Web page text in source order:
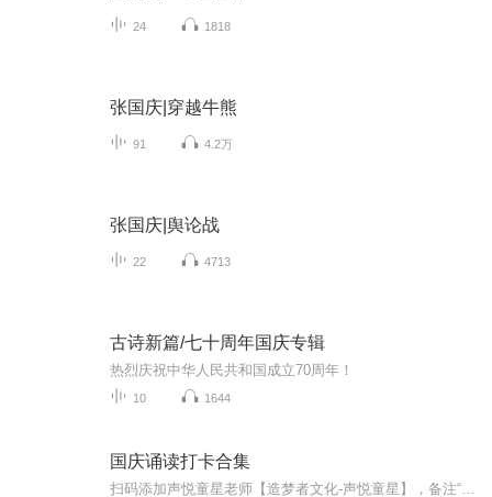
24 1818
张国庆|穿越牛熊
91 4.2万
张国庆|舆论战
22 4713
古诗新篇/七十周年国庆专辑
热烈庆祝中华人民共和国成立70周年！
10 1644
国庆诵读打卡合集